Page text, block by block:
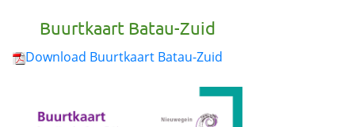
Buurtkaart Batau-Zuid
Download Buurtkaart Batau-Zuid